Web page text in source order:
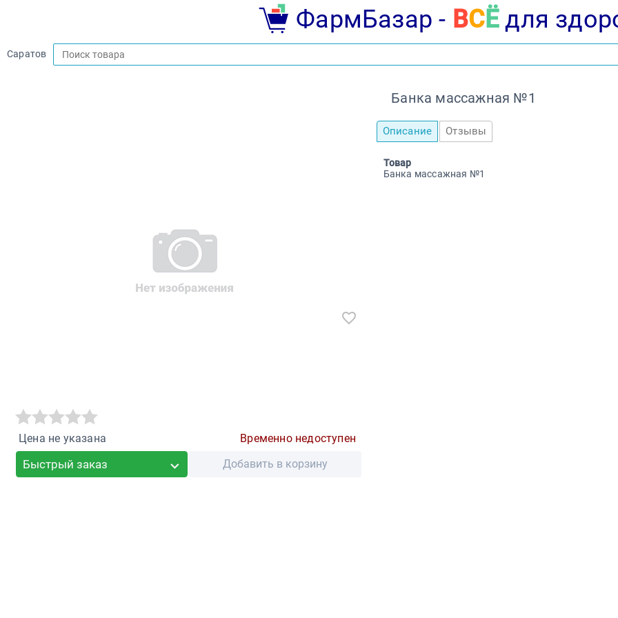
ФармБазар - ВСЁдля
Саратов
Банка массажная №1
Цена не указана Временно недоступен
Быстрый заказ Добавить в корзину
Описание Отзывы
Товар
Банка массажная №1